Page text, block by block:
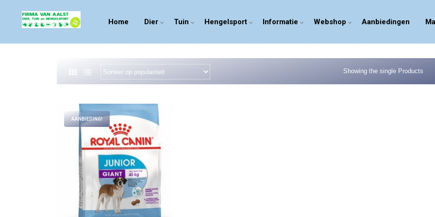
Home Dier Tuin Hengelsport Informatie Webshop Aanbiedingen
Showing the single Products
AANBIEDING!